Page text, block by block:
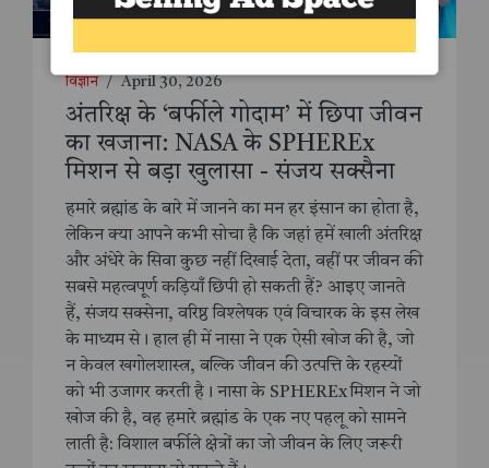
विज्ञान / April 30, 2026
अंतरिक्ष के ‘बर्फीले गोदाम’ में छिपा जीवन
का खजाना: NASA के SPHEREx
मिशन से बड़ा खुलासा - संजय सक्सैना
हमारे ब्रह्मांड के बारे में जानने का मन हर इंसान का होता है,
लेकिन क्या आपने कभी सोचा है कि जहां हमें खाली अंतरिक्ष
और अंधेरे के सिवा कुछ नहीं दिखाई देता, वहीं पर जीवन की
सबसे महत्वपूर्ण कड़ियाँ छिपी हो सकती हैं? आइए जानते
हैं, संजय सक्सेना, वरिष्ठ विश्लेषक एवं विचारक के इस लेख
के माध्यम से। हाल ही में नासा ने एक ऐसी खोज की है, जो
न केवल खगोलशास्त्र, बल्कि जीवन की उत्पत्ति के रहस्यों
को भी उजागर करती है। नासा के SPHEREx मिशन ने जो
खोज की है, वह हमारे ब्रह्मांड के एक नए पहलू को सामने
लाती है: विशाल बर्फीले क्षेत्रों का जो जीवन के लिए जरूरी